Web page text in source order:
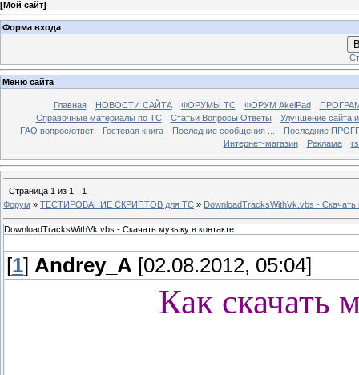
[Мой сайт]
Форма входа
Меню сайта
Главная НОВОСТИ САЙТА ФОРУМЫ TC ФОРУМ AkelPad
Справочные материалы по TС
Статьи Вопросы Ответы
Улучшение сайта
FAQ вопрос/ответ
Гостевая книга Последние сообщения ...
Последние
Интернет-магазин
Реклама
Страница 1 из 1
1
Форум » ТЕСТИРОВАНИЕ СКРИПТОВ для TC » DownloadTracksWithVk.vbs - Скачать
DownloadTracksWithVk.vbs - Скачать музыку в контакте
[1] Andrey_A [02.08.2012, 05:04]
Как скачать